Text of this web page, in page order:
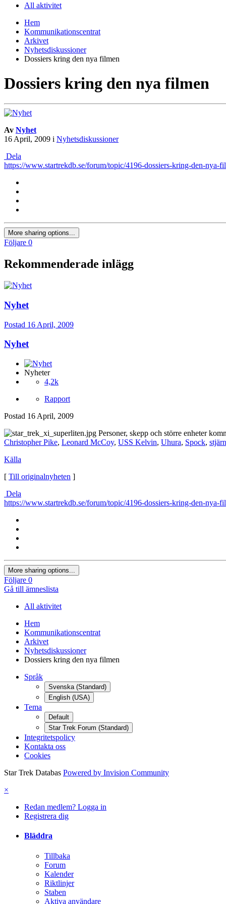
All aktivitet
Hem
Kommunikationscentrat
Arkivet
Nyhetsdiskussioner
Dossiers kring den nya filmen
Dossiers kring den nya filmen
Av Nyhet
16 April, 2009 i Nyhetsdiskussioner
Dela
https://www.startrekdb.se/forum/topic/4196-dossiers-kring-den-nya-
More sharing options...
Följare 0
Rekommenderade inlägg
Nyhet
Postad 16 April, 2009
Nyhet
Nyheter
4,2k
Rapport
Postad 16 April, 2009
Personer, skepp och större enheter
Christopher Pike, Leonard McCoy, USS Kelvin, Uhura, Spock,
Källa
[ Till originalnyheten ]
Dela
https://www.startrekdb.se/forum/topic/4196-dossiers-kring-den-nya-
More sharing options...
Följare 0
Gå till ämneslista
All aktivitet
Hem
Kommunikationscentrat
Arkivet
Nyhetsdiskussioner
Dossiers kring den nya filmen
Språk
Svenska (Standard)
English (USA)
Tema
Default
Star Trek Forum (Standard)
Integritetspolicy
Kontakta oss
Cookies
Star Trek Databas Powered by Invision Community
×
Redan medlem? Logga in
Registrera dig
Bläddra
Tillbaka
Forum
Kalender
Riktlinjer
Staben
Aktiva användare